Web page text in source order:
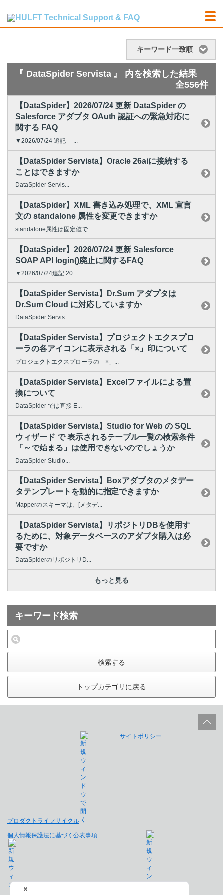
キーワード一致順
『 DataSpider Servista 』 内を検索した結果
全556件
【DataSpider】2026/07/24 更新 DataSpider の
Salesforce アダプタ OAuth 認証への緊急対応に
関する FAQ
▼2026/07/24 追記 ...
【DataSpider Servista】Oracle 26aiに接続する
ことはできますか
DataSpider Servis...
【DataSpider】XML 書き込み処理で、XML 宣言
文の standalone 属性を変更できますか
standalone属性は固定値で...
【DataSpider】2026/07/24 更新 Salesforce
SOAP API login()廃止に関するFAQ
▼2026/07/24追記 20...
【DataSpider Servista】Dr.Sum アダプタは
Dr.Sum Cloud に対応していますか
DataSpider Servis...
【DataSpider Servista】プロジェクトエクスプロ
ーラの各アイコンに表示される「×」印について
プロジェクトエクスプローラの「×」...
【DataSpider Servista】Excelファイルによる置
換について
DataSpider では直接 E...
【DataSpider Servista】Studio for Web の SQL
ウィザード で 表示されるテーブル一覧の検索条件
「～で始まる」は使用できないのでしょうか
DataSpider Studio...
【DataSpider Servista】Boxアダプタのメタデー
タテンプレートを動的に指定できますか
Mapperのスキーマは、[メタデ...
【DataSpider Servista】リポジトリDBを使用す
るために、対象データベースのアダプタ購入は必
要ですか
DataSpiderのリポジトリD...
もっと見る
キーワード検索
検索する
トップカテゴリに戻る
プロダクトライフサイクル
サイトポリシー
個人情報保護法に基づく公表事項